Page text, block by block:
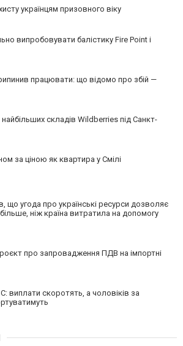
українцям призовного віку
випробовувати балістику Fire Point і
працювати: що відомо про збій —
складів Wildberries під Санкт-
за ціною як квартира у Смілі
угода про українські ресурси дозволяє
ніж країна витратила на допомогу
про запровадження ПДВ на імпортні
виплати скоротять, а чоловіків за